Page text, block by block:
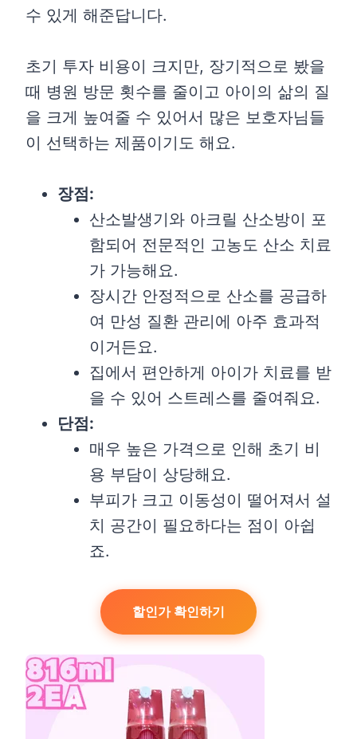
수 있게 해준답니다.
초기 투자 비용이 크지만, 장기적으로 봤을
때 병원 방문 횟수를 줄이고 아이의 삶의 질
을 크게 높여줄 수 있어서 많은 보호자님들
이 선택하는 제품이기도 해요.
장점:
산소발생기와 아크릴 산소방이 포
함되어 전문적인 고농도 산소 치료
가 가능해요.
장시간 안정적으로 산소를 공급하
여 만성 질환 관리에 아주 효과적
이거든요.
집에서 편안하게 아이가 치료를 받
을 수 있어 스트레스를 줄여줘요.
단점:
매우 높은 가격으로 인해 초기 비
용 부담이 상당해요.
부피가 크고 이동성이 떨어져서 설
치 공간이 필요하다는 점이 아쉽
죠.
할인가 확인하기